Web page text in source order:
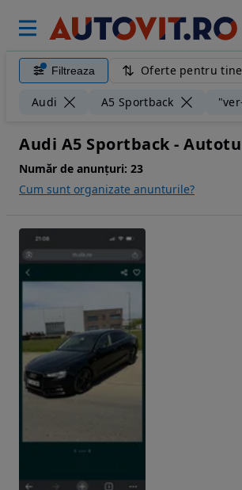
Filtreaza Oferte pentru tine
Audi A5 Sportback
Audi A5 Sportback -
Număr de anunțuri: 23
Cum sunt organizate anunturile?